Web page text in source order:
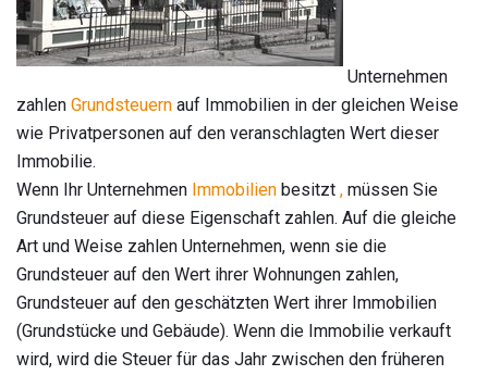
Unternehmen
zahlen Grundsteuern auf Immobilien in der gleichen Weise
wie Privatpersonen auf den veranschlagten Wert dieser
Immobilie.
Wenn Ihr Unternehmen Immobilien besitzt , müssen Sie
Grundsteuer auf diese Eigenschaft zahlen. Auf die gleiche
Art und Weise zahlen Unternehmen, wenn sie die
Grundsteuer auf den Wert ihrer Wohnungen zahlen,
Grundsteuer auf den geschätzten Wert ihrer Immobilien
(Grundstücke und Gebäude). Wenn die Immobilie verkauft
wird, wird die Steuer für das Jahr zwischen den früheren